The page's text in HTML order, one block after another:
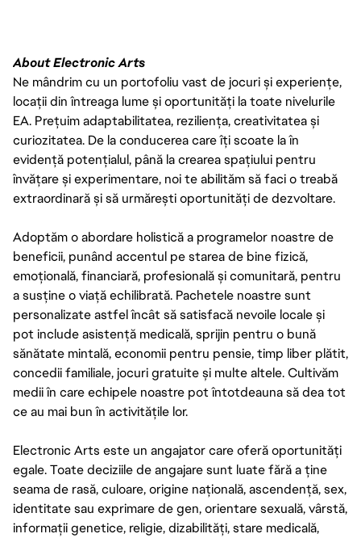
About Electronic Arts
Ne mândrim cu un portofoliu vast de jocuri și experiențe,
locații din întreaga lume și oportunități la toate nivelurile
EA. Prețuim adaptabilitatea, reziliența, creativitatea și
curiozitatea. De la conducerea care îți scoate la în
evidență potențialul, până la crearea spațiului pentru
învățare și experimentare, noi te abilităm să faci o treabă
extraordinară și să urmărești oportunități de dezvoltare.
Adoptăm o abordare holistică a programelor noastre de
beneficii, punând accentul pe starea de bine fizică,
emoțională, financiară, profesională și comunitară, pentru
a susține o viață echilibrată. Pachetele noastre sunt
personalizate astfel încât să satisfacă nevoile locale și
pot include asistență medicală, sprijin pentru o bună
sănătate mintală, economii pentru pensie, timp liber plătit,
concedii familiale, jocuri gratuite și multe altele. Cultivăm
medii în care echipele noastre pot întotdeauna să dea tot
ce au mai bun în activitățile lor.
Electronic Arts este un angajator care oferă oportunități
egale. Toate deciziile de angajare sunt luate fără a ține
seama de rasă, culoare, origine națională, ascendență, sex,
identitate sau exprimare de gen, orientare sexuală, vârstă,
informații genetice, religie, dizabilități, stare medicală,